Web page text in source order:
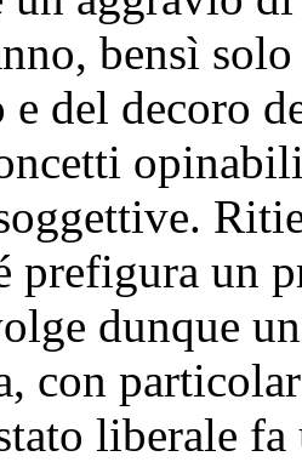
bensì
e del decoro
prefigura un
dunque
con
liberale